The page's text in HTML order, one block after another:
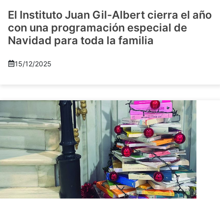
El Instituto Juan Gil-Albert cierra el año
con una programación especial de
Navidad para toda la familia
15/12/2025